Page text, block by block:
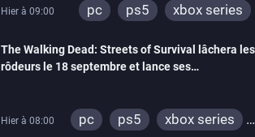
Hier à 09:00 pc ps5 xbox series
The Walking Dead: Streets of Survival lâchera les
rôdeurs le 18 septembre et lance ses
Hier à 08:00 pc ps5
xbox series